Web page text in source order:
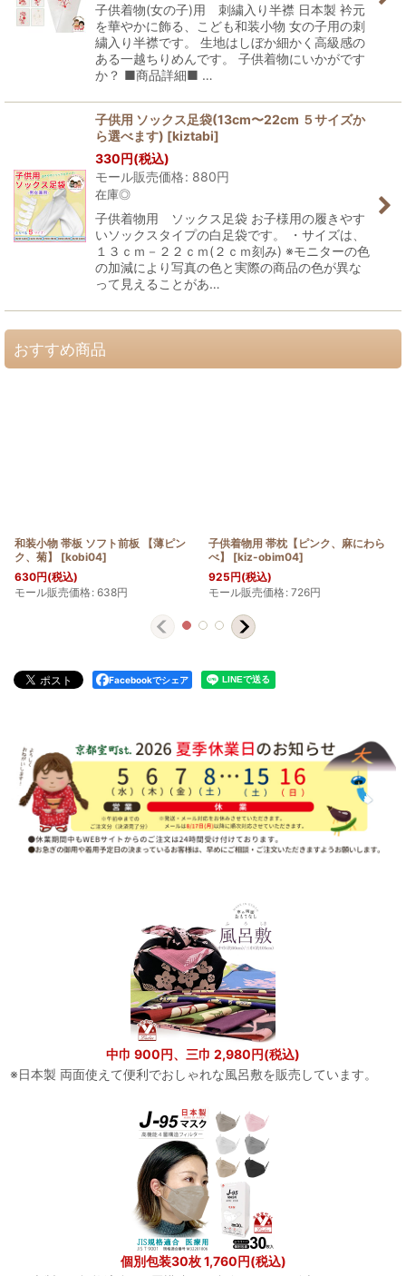
子供着物(女の子)用 刺繍入り半襟 日本製 衿元
を華やかに飾る、こども和装小物 女の子用の刺
繍入り半襟です。 生地はしぼか細かく高級感の
ある一越ちりめんです。 子供着物にいかがです
か？ ■商品詳細■ …
子供用 ソックス足袋(13cm〜22cm ５サイズか
ら選べます) [kiztabi]
330円(税込)
モール販売価格: 880円
在庫◎
子供着物用 ソックス足袋 お子様用の履きやす
いソックスタイプの白足袋です。 ・サイズは、
１３ｃｍ－２２ｃｍ(２ｃｍ刻み) ※モニターの色
の加減により写真の色と実際の商品の色が異な
って見えることがあ…
おすすめ商品
和装小物 帯板 ソフト前板 【薄ピン
ク、菊】
[kobi04]
630円(税込)
モール販売価格: 638円
子供着物用 帯枕【ピンク、麻にわら
べ】
[kiz-obim04]
925円(税込)
モール販売価格: 726円
Facebookでシェア
中巾 900円、三巾 2,980円(税込)
※日本製 両面使えて便利でおしゃれな風呂敷を販売しています。
個別包装30枚 1,760円(税込)